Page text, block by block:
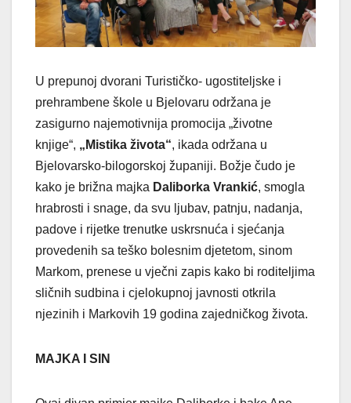
U prepunoj dvorani Turističko- ugostiteljske i
prehrambene škole u Bjelovaru održana je
zasigurno najemotivnija promocija „životne
knjige“, „Mistika života“, ikada održana u
Bjelovarsko-bilogorskoj županiji. Božje čudo je
kako je brižna majka Daliborka Vrankić, smogla
hrabrosti i snage, da svu ljubav, patnju, nadanja,
padove i rijetke trenutke uskrsnuća i sjećanja
provedenih sa teško bolesnim djetetom, sinom
Markom, prenese u vječni zapis kako bi roditeljima
sličnih sudbina i cjelokupnoj javnosti otkrila
njezinih i Markovih 19 godina zajedničkog života.
MAJKA I SIN